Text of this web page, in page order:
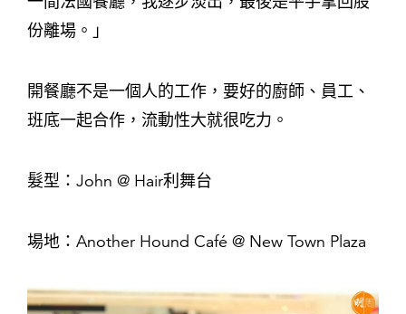
份離場。」
開餐廳不是一個人的工作，要好的廚師、員工、
班底一起合作，流動性大就很吃力。
髮型：John @ Hair利舞台
場地：Another Hound Café @ New Town Plaza